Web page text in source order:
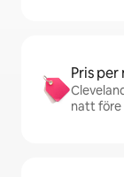
Pris
natt